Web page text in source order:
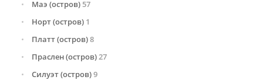
Южная часть 89
Маэ (остров) 57
Норт (остров) 1
Платт (остров)8
Праcлен (остров)27
Силуэт (остров)9